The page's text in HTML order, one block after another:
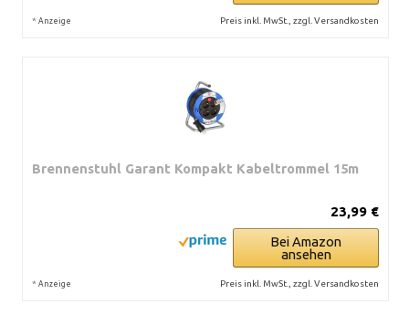
* Anzeige Preis inkl. MwSt., zzgl. Versandkosten
Brennenstuhl Garant Kompakt Kabeltrommel 15m
23,99 €
Bei Amazon
ansehen
* Anzeige Preis inkl. MwSt., zzgl. Versandkosten